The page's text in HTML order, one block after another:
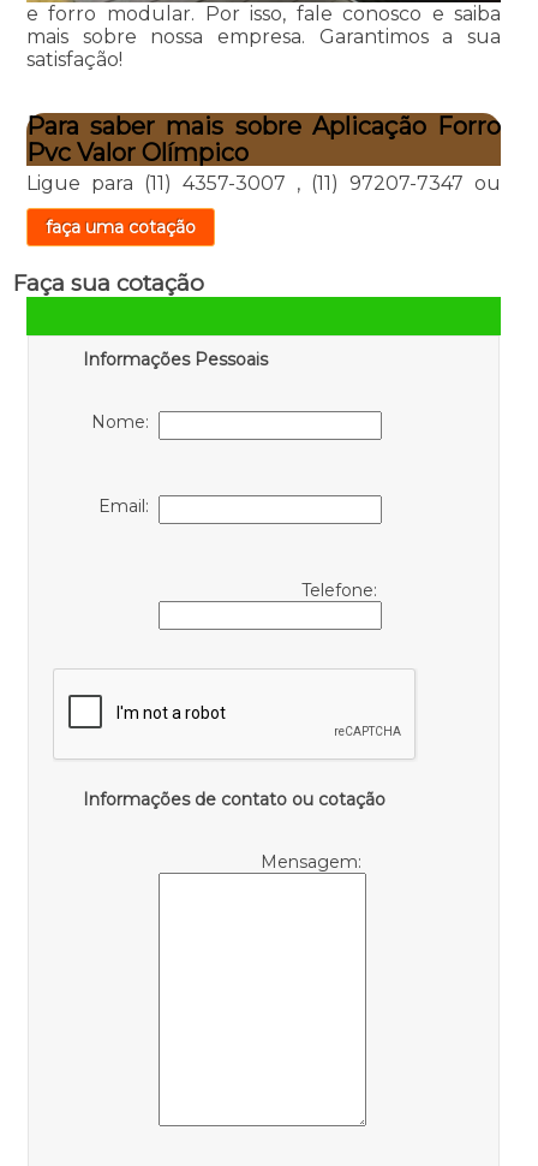
e forro modular. Por isso, fale conosco e saiba
mais sobre nossa empresa. Garantimos a sua
satisfação!
Para saber mais sobre Aplicação Forro
Pvc Valor Olímpico
Ligue para (11) 4357-3007 , (11) 97207-7347 ou
faça uma cotação
Faça sua cotação
Informações Pessoais
Nome:
Email:
Telefone:
Informações de contato ou cotação
Mensagem: